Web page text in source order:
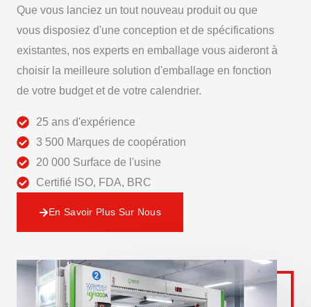
Que vous lanciez un tout nouveau produit ou que
vous disposiez d'une conception et de spécifications
existantes, nos experts en emballage vous aideront à
choisir la meilleure solution d'emballage en fonction
de votre budget et de votre calendrier.
25 ans d'expérience
3 500 Marques de coopération
20 000 Surface de l'usine
Certifié ISO, FDA, BRC
En Savoir Plus Sur Nous